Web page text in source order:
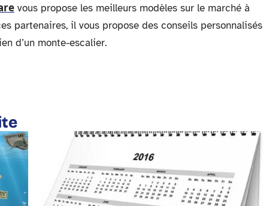
vous propose les meilleurs modèles sur le marché à
partenaires, il vous propose des conseils personnalisés
d’un monte-escalier.